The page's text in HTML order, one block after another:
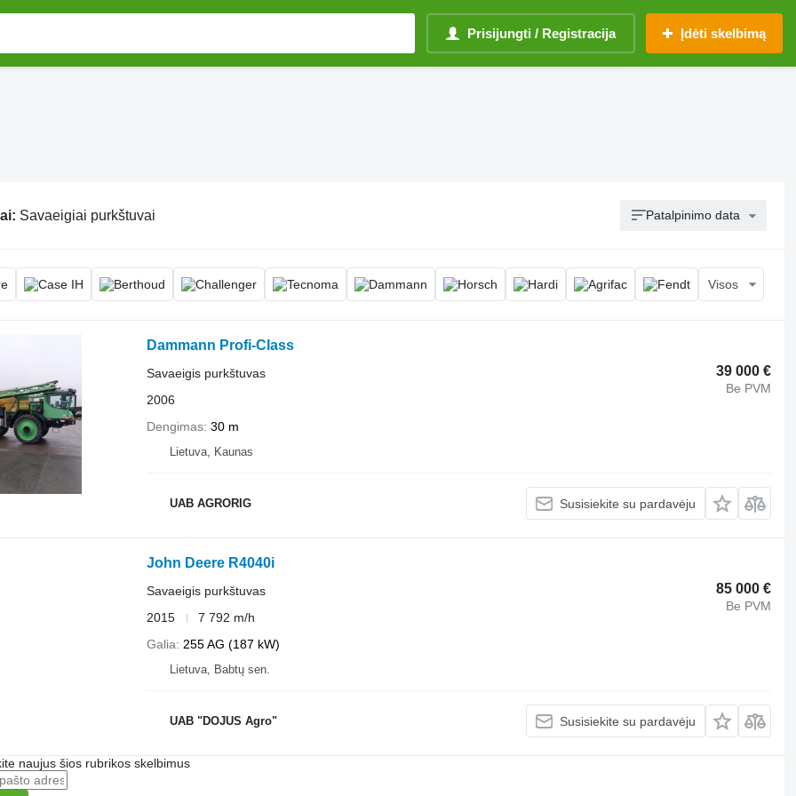
Prisijungti / Registracija Įdėti skelbimą
Savaeigiai purkštuvai Patalpinimo data
Visos
Dammann Profi-Class
39 000 €
Be PVM
Savaeigis purkštuvas
2006
Dengimas 30 m
Lietuva, Kaunas
UAB AGRORIG Susisiekite su pardavėju
John Deere R4040i
85 000 €
Be PVM
Savaeigis purkštuvas
2015
7 792 m/h
Galia
255 AG (187 kW)
Lietuva, Babtų sen.
UAB "DOJUS Agro" Susisiekite su pardavėju
naujus šios rubrikos skelbimus